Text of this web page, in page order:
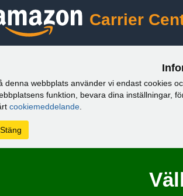
Carrier
denna webbplats använder vi endast cookies
funktion, bevara dina inställningar,
cookiemeddelande
Stäng